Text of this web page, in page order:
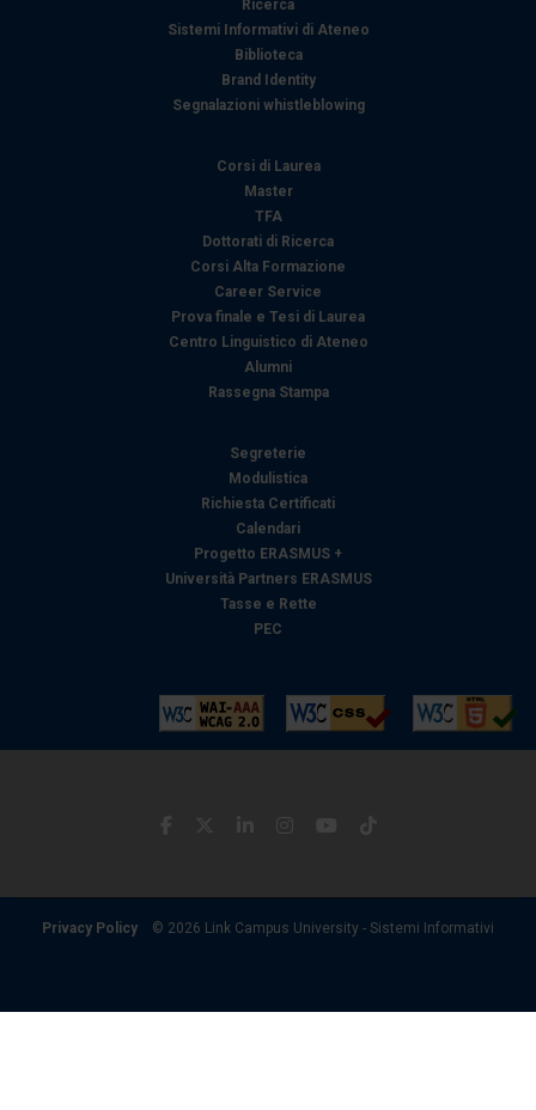
Ricerca
Sistemi Informativi di Ateneo
Biblioteca
Brand Identity
Segnalazioni whistleblowing
Corsi di Laurea
Master
TFA
Dottorati di Ricerca
Corsi Alta Formazione
Career Service
Prova finale e Tesi di Laurea
Centro Linguistico di Ateneo
Alumni
Rassegna Stampa
Segreterie
Modulistica
Richiesta Certificati
Calendari
Progetto ERASMUS +
Università Partners ERASMUS
Tasse e Rette
PEC
Privacy Policy © 2026 Link Campus University - Sistemi Informativi